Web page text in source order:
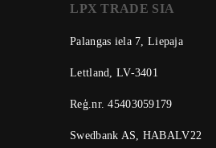
LPX TRADE SIA
Palangas iela 7, Liepaja
Lettland, LV-3401
Reģ.nr. 45403059179
Swedbank AS, HABALV22